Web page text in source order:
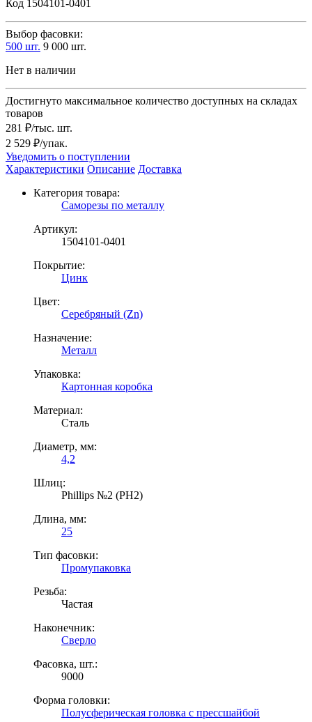
Код 1504101-0401
Выбор фасовки:
500 шт. 9 000 шт.
Нет в наличии
Достигнуто максимальное количество доступных на складах
товаров
281 ₽/тыс. шт.
2 529 ₽/упак.
Уведомить о поступлении
Характеристики Описание Доставка
Категория товара:
Саморезы по металлу
Артикул:
1504101-0401
Покрытие:
Цинк
Цвет:
Серебряный (Zn)
Назначение:
Металл
Упаковка:
Картонная коробка
Материал:
Сталь
Диаметр, мм:
4,2
Шлиц:
Phillips №2 (PH2)
Длина, мм:
25
Тип фасовки:
Промупаковка
Резьба:
Частая
Наконечник:
Сверло
Фасовка, шт.:
9000
Форма головки:
Полусферическая головка с прессшайбой